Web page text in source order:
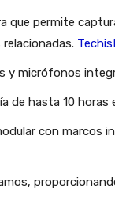
que permite
y micrófonos
de hasta 10
con marcos